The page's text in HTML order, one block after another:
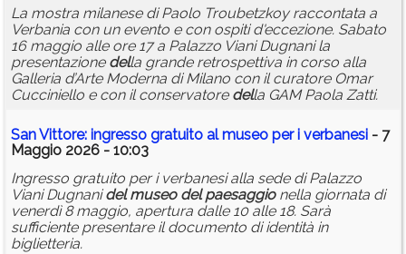
La mostra milanese di Paolo Troubetzkoy raccontata a
Verbania con un evento e con ospiti d'eccezione. Sabato
16 maggio alle ore 17 a Palazzo Viani Dugnani la
presentazione della grande retrospettiva in corso alla
Galleria d’Arte Moderna di Milano con il curatore Omar
Cucciniello e con il conservatore della GAM Paola Zatti.
San Vittore: ingresso gratuito almuseo per i verbanesi - 7
Maggio 2026 - 10:03
Ingresso gratuito per i verbanesi alla sede di Palazzo
Viani Dugnanidel museo del paesaggionella giornata di
venerdì 8 maggio, apertura dalle 10 alle 18. Sarà
sufficiente presentare il documento di identità in
biglietteria.